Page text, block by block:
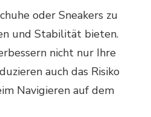
oder Sneakers zu
und Stabilität bieten.
nicht nur Ihre
auch das Risiko
Navigieren auf dem